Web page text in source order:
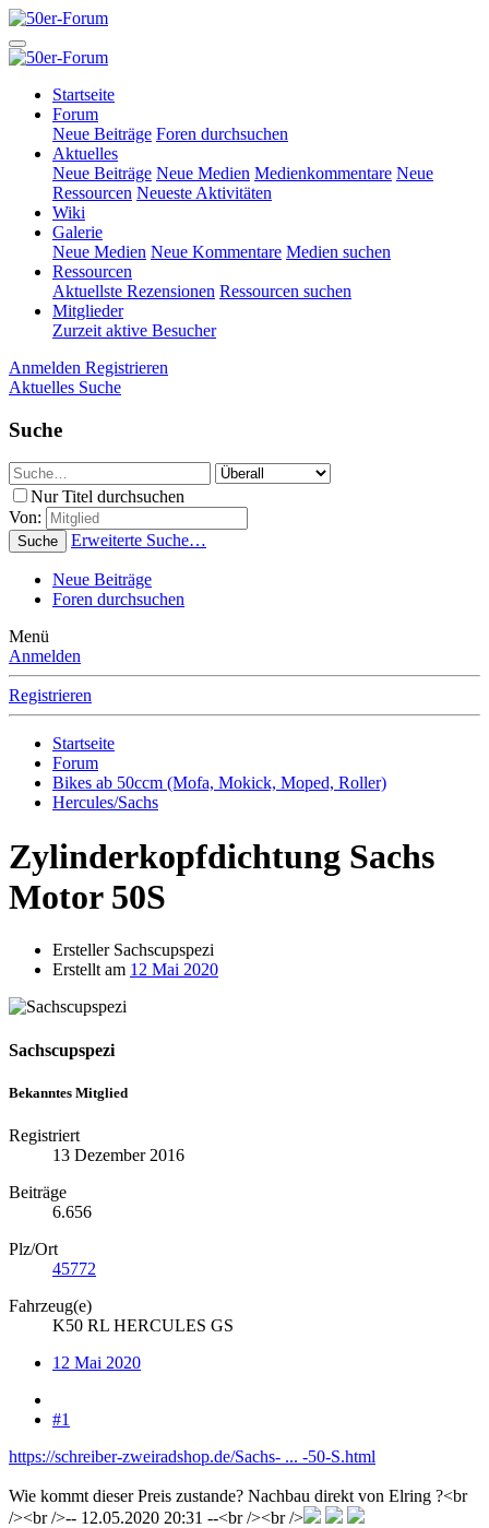
Startseite
Forum
Neue Beiträge Foren durchsuchen
Aktuelles
Neue Beiträge Neue Medien Medienkommentare Neue
Ressourcen Neueste Aktivitäten
Wiki
Galerie
Neue Medien Neue Kommentare Medien suchen
Ressourcen
Aktuellste Rezensionen Ressourcen suchen
Mitglieder
Zurzeit aktive Besucher
Anmelden Registrieren
Aktuelles Suche
Suche
Nur Titel durchsuchen
Von:
Suche Erweiterte Suche…
Neue Beiträge
Foren durchsuchen
Menü
Anmelden
Registrieren
Startseite
Forum
Bikes ab 50ccm (Mofa, Mokick, Moped, Roller)
Hercules/Sachs
Zylinderkopfdichtung Sachs
Motor 50S
ErstellerSachscupspezi
Erstellt am 12 Mai 2020
Sachscupspezi
Bekanntes Mitglied
Registriert
13 Dezember 2016
Beiträge
6.656
Plz/Ort
45772
Fahrzeug(e)
K50 RL HERCULES GS
12 Mai 2020
#1
https://schreiber-zweiradshop.de/Sachs- ... -50-S.html
Wie kommt dieser Preis zustande? Nachbau direkt von Elring ?<br
/><br />-- 12.05.2020 20:31 --<br /><br />